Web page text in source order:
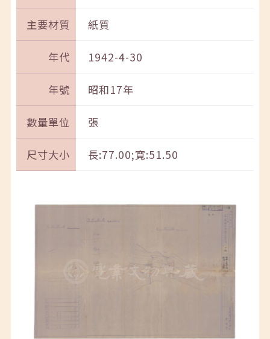
主要材質 紙質
年代 1942-4-30
年號 昭和17年
數量單位 張
尺寸大小 長:77.00;寬:51.50